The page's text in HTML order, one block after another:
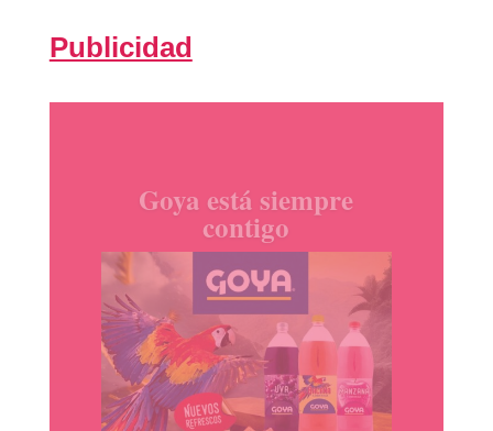
Publicidad
productos Ile España